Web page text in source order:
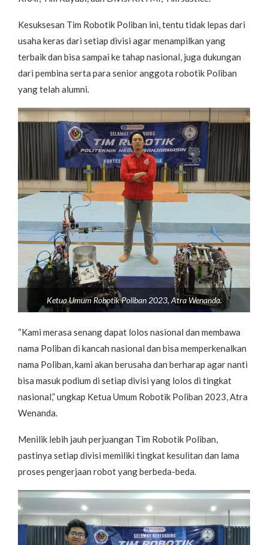
Kesuksesan Tim Robotik Poliban ini, tentu tidak lepas dari
usaha keras dari setiap divisi agar menampilkan yang
terbaik dan bisa sampai ke tahap nasional, juga dukungan
dari pembina serta para senior anggota robotik Poliban
yang telah alumni.
Ketua Umum Robotik Poliban 2023, Atra Wenanda.
“Kami merasa senang dapat lolos nasional dan membawa
nama Poliban di kancah nasional dan bisa memperkenalkan
nama Poliban, kami akan berusaha dan berharap agar nanti
bisa masuk podium di setiap divisi yang lolos di tingkat
nasional,” ungkap Ketua Umum Robotik Poliban 2023, Atra
Wenanda.
Menilik lebih jauh perjuangan Tim Robotik Poliban,
pastinya setiap divisi memiliki tingkat kesulitan dan lama
proses pengerjaan robot yang berbeda-beda.